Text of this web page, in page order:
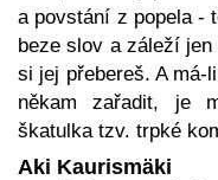
a povstání z popela -
beze slov a záleží jen
si jej přebereš. A má-
někam zařadit, je
škatulka tzv. trpké
Aki Kaurismäki